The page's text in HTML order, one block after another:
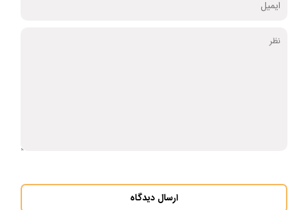
ارسال دیدگاه